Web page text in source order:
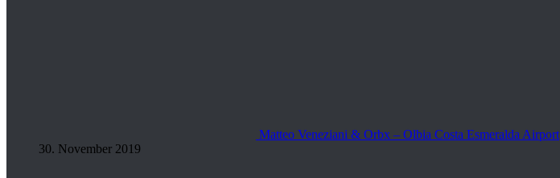
Matteo Veneziani & Orbx – Olbia Costa Esmeralda Airport
30. November 2019